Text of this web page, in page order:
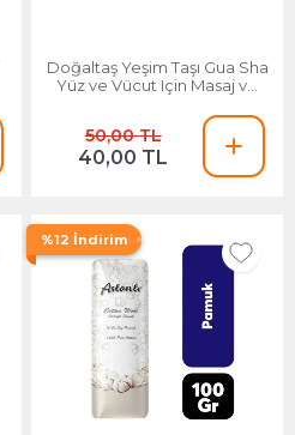
Doğaltaş Yeşim Taşı Gua Sha
Yüz ve Vücut Için Masaj ve
50,00 TL
40,00 TL
%12 İndirim